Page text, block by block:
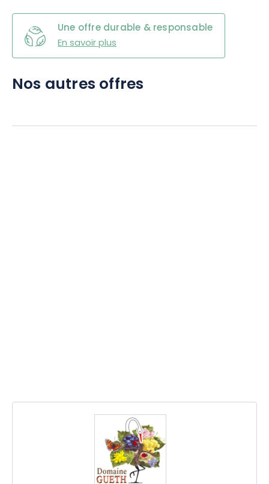
Une offre durable & responsable
En savoir plus
Nos autres offres